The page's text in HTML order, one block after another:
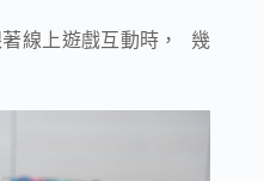
線上遊戲互動時， 幾